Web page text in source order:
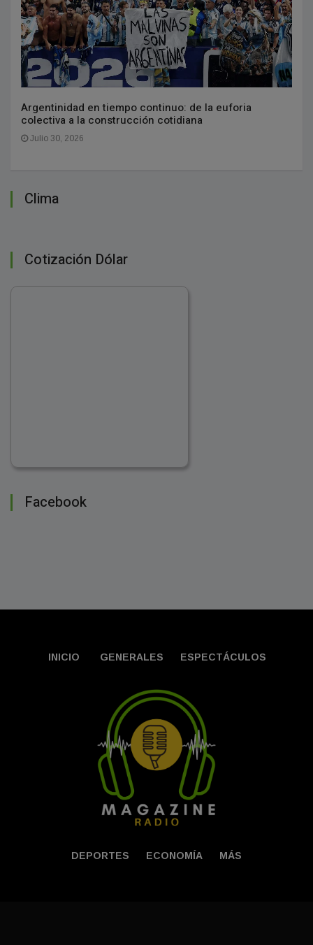
Argentinidad en tiempo continuo: de la euforia
colectiva a la construcción cotidiana
Julio 30, 2026
Clima
Cotización Dólar
Facebook
INICIO GENERALES ESPECTÁCULOS
DEPORTES ECONOMÍA MÁS